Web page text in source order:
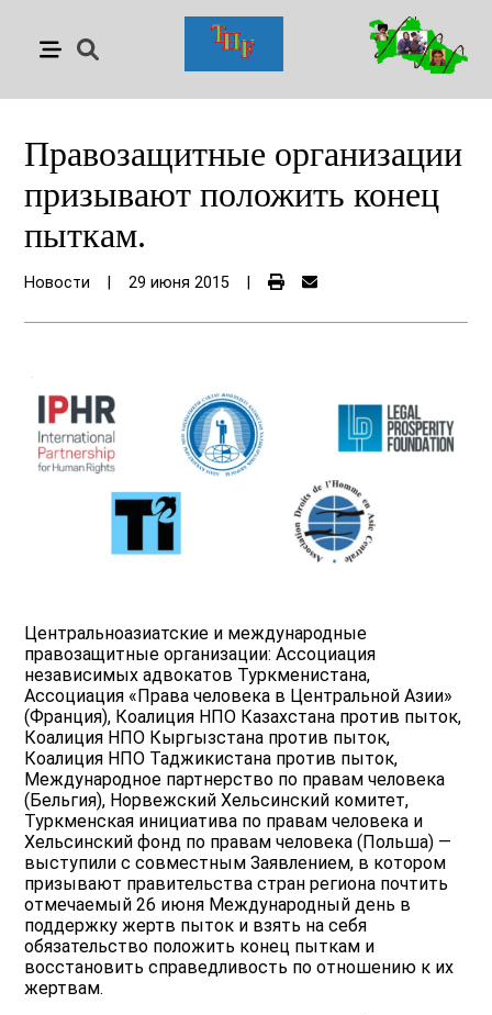
Правозащитные организации
призывают положить конец
пыткам.
Новости 29 июня 2015
Центральноазиатские и международные
правозащитные организации: Ассоциация
независимых адвокатов Туркменистана,
Ассоциация «Права человека в Центральной Азии»
(Франция), Коалиция НПО Казахстана против пыток,
Коалиция НПО Кыргызстана против пыток,
Коалиция НПО Таджикистана против пыток,
Международное партнерство по правам человека
(Бельгия), Норвежский Хельсинский комитет,
Туркменская инициатива по правам человека и
Хельсинский фонд по правам человека (Польша) —
выступили с совместным Заявлением, в котором
призывают правительства стран региона почтить
отмечаемый 26 июня Международный день в
поддержку жертв пыток и взять на себя
обязательство положить конец пыткам и
восстановить справедливость по отношению к их
жертвам.